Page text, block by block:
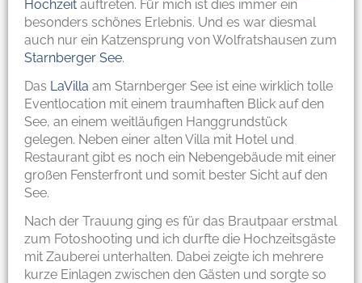
Hochzeit auftreten. Für mich ist dies immer ein
besonders schönes Erlebnis. Und es war diesmal
auch nur ein Katzensprung von Wolfratshausen zum
Starnberger See.
Das LaVilla am Starnberger See ist eine wirklich tolle
Eventlocation mit einem traumhaften Blick auf den
See, an einem weitläufigen Hanggrundstück
gelegen. Neben einer alten Villa mit Hotel und
Restaurant gibt es noch ein Nebengebäude mit einer
großen Fensterfront und somit bester Sicht auf den
See.
Nach der Trauung ging es für das Brautpaar erstmal
zum Fotoshooting und ich durfte die Hochzeitsgäste
mit Zauberei unterhalten. Dabei zeigte ich mehrere
kurze Einlagen zwischen den Gästen und sorgte so